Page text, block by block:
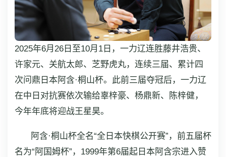
2025年6月26日至10月1日，一力辽连胜藤井浩贵、
许家元、关航太郎、芝野虎丸，连续三届、累计四
次问鼎日本阿含·桐山杯。此前三届夺冠后，一力辽
在中日对抗赛依次输给辜梓豪、杨鼎新、陈梓健，
今年年底将迎战王星昊。
阿含·桐山杯全名“全日本快棋公开赛”，前五届杯
名为“阿国姆杯”，1999年第6届起日本阿含宗进入赞